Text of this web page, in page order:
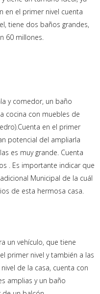
en el primer nivel cuenta
tiene dos baños grandes,
60 millones.
y comedor, un baño
cocina con muebles de
en el primer
potencial del ampliarla
es muy grande. Cuenta
. Es importante indicar que
Municipal de la cuál
de esta hermosa casa.
un vehículo, que tiene
primer nivel y también a las
de la casa, cuenta con
amplias y un baño